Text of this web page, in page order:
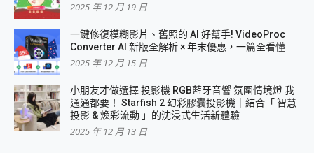
2025 年 12 月 19 日
一鍵修復模糊影片、舊照的 AI 好幫手! VideoProc
Converter AI 新版全解析 × 年末優惠，一篇全看懂
2025 年 12 月 15 日
小朋友才做選擇 投影機 RGB藍牙音響 氛圍情境燈 我
通通都要！ Starfish 2 幻彩膠囊投影機｜結合「 智慧
投影 & 煥彩流動 」的沈浸式生活新體驗
2025 年 12 月 13 日